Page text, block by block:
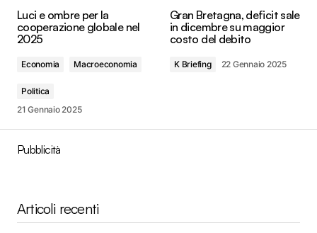
Luci e ombre per la
cooperazione globale nel
2025
Economia Macroeconomia
Politica
21 Gennaio 2025
Gran Bretagna, deficit sale
in dicembre su maggior
costo del debito
K Briefing 22 Gennaio 2025
Pubblicità
Articoli recenti